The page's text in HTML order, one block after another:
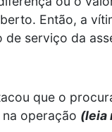
Então, a
serviço da
que o
operação (leia